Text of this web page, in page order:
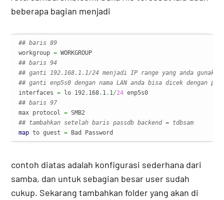
beberapa bagian menjadi
## baris 89
workgroup =
## baris 94
## ganti 192.168.1.1/24 menjadi IP range yang anda gunakan
## ganti enp5s0 dengan nama LAN anda bisa dicek dengan
interfaces = lo 192. 168. 1. 1/24
## baris 97
max protocol =
## tambahkan setelah baris passdb backend = tdbsam
map to guest = Bad Password
contoh diatas adalah konfigurasi sederhana dari
samba, dan untuk sebagian besar user sudah
cukup. Sekarang tambahkan folder yang akan di